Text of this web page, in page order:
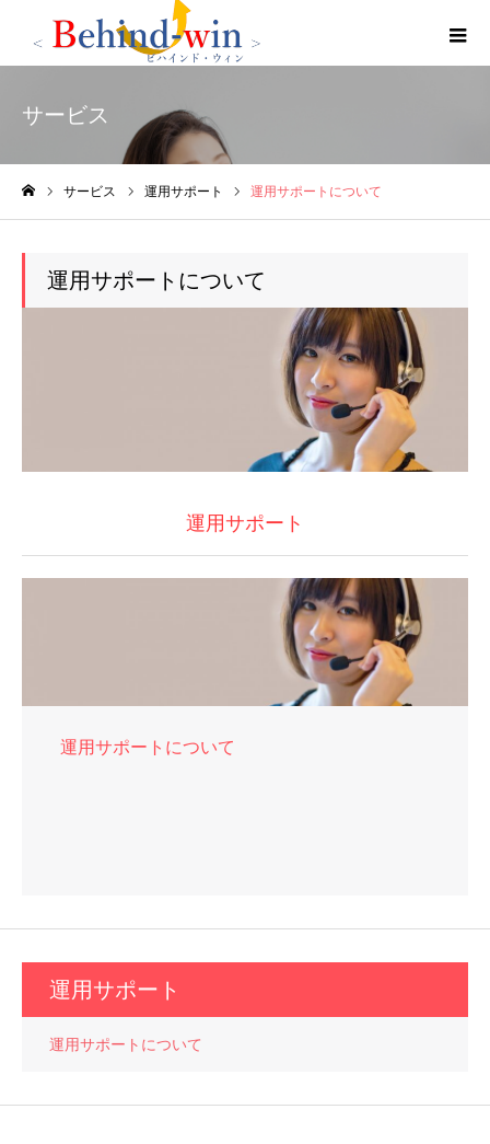
サービス
サービス 運用サポート 運用サポートについて
運用サポートについて
運用サポート
運用サポートについて
運用サポート
運用サポートについて